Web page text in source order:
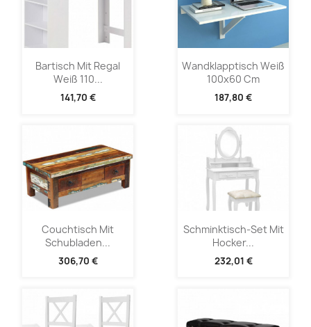
Bartisch Mit Regal
Weiß 110...
141,70 €
Wandklapptisch Weiß
100x60 Cm
187,80 €
Couchtisch Mit
Schubladen...
306,70 €
Schminktisch-Set Mit
Hocker...
232,01 €